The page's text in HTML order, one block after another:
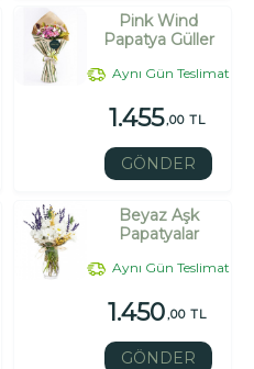
Pink Wind
Papatya Güller
Aynı Gün Teslimat
1.455,00 TL
GÖNDER
Beyaz Aşk
Papatyalar
Aynı Gün Teslimat
1.450,00 TL
GÖNDER